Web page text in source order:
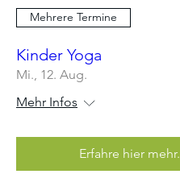
Mehrere Termine
Kinder Yoga
Mi., 12. Aug.
Mehr Infos
Erfahre hier mehr.